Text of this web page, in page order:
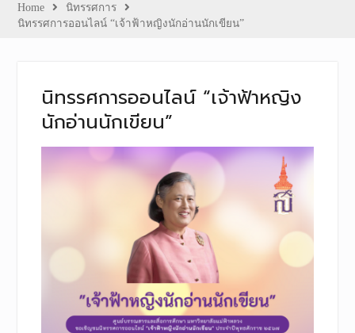
Home
นิทรรศการ
นิทรรศการออนไลน์ “เจ้าฟ้าหญิงนักอ่านนักเขียน”
นิทรรศการออนไลน์ “เจ้าฟ้าหญิง
นักอ่านนักเขียน”